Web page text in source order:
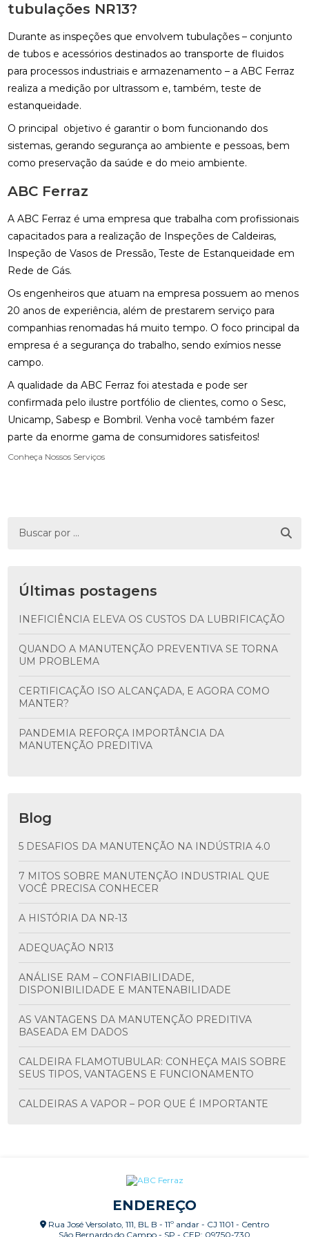
tubulações NR13?
Durante as inspeções que envolvem tubulações – conjunto
de tubos e acessórios destinados ao transporte de fluidos
para processos industriais e armazenamento – a ABC Ferraz
realiza a medição por ultrassom e, também, teste de
estanqueidade.
O principal objetivo é garantir o bom funcionando dos
sistemas, gerando segurança ao ambiente e pessoas, bem
como preservação da saúde e do meio ambiente.
ABC Ferraz
A ABC Ferraz é uma empresa que trabalha com profissionais
capacitados para a realização de Inspeções de Caldeiras,
Inspeção de Vasos de Pressão, Teste de Estanqueidade em
Rede de Gás.
Os engenheiros que atuam na empresa possuem ao menos
20 anos de experiência, além de prestarem serviço para
companhias renomadas há muito tempo. O foco principal da
empresa é a segurança do trabalho, sendo exímios nesse
campo.
A qualidade da ABC Ferraz foi atestada e pode ser
confirmada pelo ilustre portfólio de clientes, como o Sesc,
Unicamp, Sabesp e Bombril. Venha você também fazer
parte da enorme gama de consumidores satisfeitos!
Conheça Nossos Serviços
Últimas postagens
INEFICIÊNCIA ELEVA OS CUSTOS DA LUBRIFICAÇÃO
QUANDO A MANUTENÇÃO PREVENTIVA SE TORNA
UM PROBLEMA
CERTIFICAÇÃO ISO ALCANÇADA, E AGORA COMO
MANTER?
PANDEMIA REFORÇA IMPORTÂNCIA DA
MANUTENÇÃO PREDITIVA
Blog
5 DESAFIOS DA MANUTENÇÃO NA INDÚSTRIA 4.0
7 MITOS SOBRE MANUTENÇÃO INDUSTRIAL QUE
VOCÊ PRECISA CONHECER
A HISTÓRIA DA NR-13
ADEQUAÇÃO NR13
ANÁLISE RAM – CONFIABILIDADE,
DISPONIBILIDADE E MANTENABILIDADE
AS VANTAGENS DA MANUTENÇÃO PREDITIVA
BASEADA EM DADOS
CALDEIRA FLAMOTUBULAR: CONHEÇA MAIS SOBRE
SEUS TIPOS, VANTAGENS E FUNCIONAMENTO
CALDEIRAS A VAPOR – POR QUE É IMPORTANTE
RASTREADA
ENDEREÇO
Rua José Versolato, 111, BL B - 11º andar - CJ 1101 - Centro
São Bernardo do Campo - SP - CEP: 09750-730